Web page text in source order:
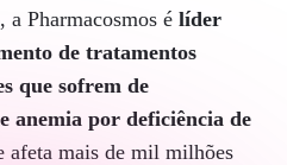
Pharmacosmos é líder
de tratamentos
que sofrem de
anemia por deficiência de
afeta mais de mil milhões